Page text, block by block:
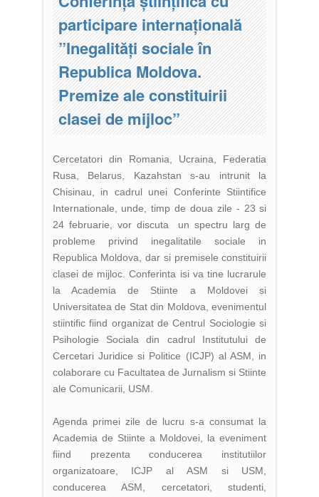
participare internațională
”Inegalități sociale în
Republica Moldova.
Premize ale constituirii
clasei de mijloc”
Cercetatori din Romania, Ucraina, Federatia
Rusa, Belarus, Kazahstan s-au intrunit la
Chisinau, in cadrul unei Conferinte Stiintifice
Internationale, unde, timp de doua zile - 23 si
24 februarie, vor discuta un spectru larg de
probleme privind inegalitatile sociale in
Republica Moldova, dar si premisele constituirii
clasei de mijloc. Conferinta isi va tine lucrarule
la Academia de Stiinte a Moldovei si
Universitatea de Stat din Moldova, evenimentul
stiintific fiind organizat de Centrul Sociologie si
Psihologie Sociala din cadrul Institutului de
Cercetari Juridice si Politice (ICJP) al ASM, in
colaborare cu Facultatea de Jurnalism si Stiinte
ale Comunicarii, USM.
Agenda primei zile de lucru s-a consumat la
Academia de Stiinte a Moldovei, la eveniment
fiind prezenta conducerea institutiilor
organizatoare, ICJP al ASM si USM,
conducerea ASM, cercetatori, studenti,